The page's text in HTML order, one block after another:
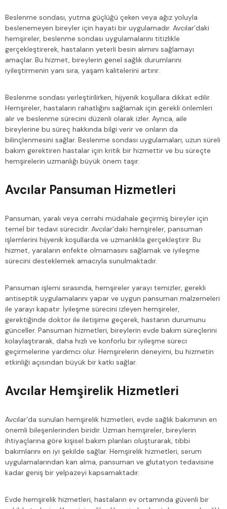
Beslenme sondası, yutma güçlüğü çeken veya ağız yoluyla
beslenemeyen bireyler için hayati bir uygulamadır. Avcılar’daki
hemşireler, beslenme sondası uygulamalarını titizlikle
gerçekleştirerek, hastaların yeterli besin alımını sağlamayı
amaçlar. Bu hizmet, bireylerin genel sağlık durumlarını
iyileştirmenin yanı sıra, yaşam kalitelerini artırır.
Beslenme sondası yerleştirilirken, hijyenik koşullara dikkat edilir.
Hemşireler, hastaların rahatlığını sağlamak için gerekli önlemleri
alır ve beslenme sürecini düzenli olarak izler. Ayrıca, aile
bireylerine bu süreç hakkında bilgi verir ve onların da
bilinçlenmesini sağlar. Beslenme sondası uygulamaları, uzun süreli
bakım gerektiren hastalar için kritik bir hizmettir ve bu süreçte
hemşirelerin uzmanlığı büyük önem taşır.
Avcılar Pansuman Hizmetleri
Pansuman, yaralı veya cerrahi müdahale geçirmiş bireyler için
temel bir tedavi sürecidir. Avcılar’daki hemşireler, pansuman
işlemlerini hijyenik koşullarda ve uzmanlıkla gerçekleştirir. Bu
hizmet, yaraların enfekte olmamasını sağlamak ve iyileşme
sürecini desteklemek amacıyla sunulmaktadır.
Pansuman işlemi sırasında, hemşireler yarayı temizler, gerekli
antiseptik uygulamalarını yapar ve uygun pansuman malzemeleri
ile yarayı kapatır. İyileşme sürecini izleyen hemşireler,
gerektiğinde doktor ile iletişime geçerek, hastanın durumunu
günceller. Pansuman hizmetleri, bireylerin evde bakım süreçlerini
kolaylaştırarak, daha hızlı ve konforlu bir iyileşme süreci
geçirmelerine yardımcı olur. Hemşirelerin deneyimi, bu hizmetin
etkinliği açısından büyük bir katkı sağlar.
Avcılar Hemşirelik Hizmetleri
Avcılar’da sunulan hemşirelik hizmetleri, evde sağlık bakımının en
önemli bileşenlerinden biridir. Uzman hemşireler, bireylerin
ihtiyaçlarına göre kişisel bakım planları oluşturarak, tıbbi
bakımlarını en iyi şekilde sağlar. Hemşirelik hizmetleri, serum
uygulamalarından kan alma, pansuman ve glutatyon tedavisine
kadar geniş bir yelpazeyi kapsamaktadır.
Evde hemşirelik hizmetleri, hastaların ev ortamında güvenli bir